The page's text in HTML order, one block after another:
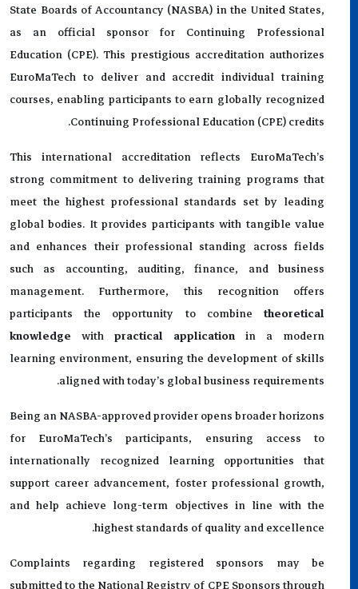
State Boards of Accountancy (NASBA) in the United States,
as an official sponsor for Continuing Professional
Education (CPE). This prestigious accreditation authorizes
EuroMaTech to deliver and accredit individual training
courses, enabling participants to earn globally recognized
Continuing Professional Education (CPE) credits.
This international accreditation reflects EuroMaTech’s
strong commitment to delivering training programs that
meet the highest professional standards set by leading
global bodies. It provides participants with tangible value
and enhances their professional standing across fields
such as accounting, auditing, finance, and business
management. Furthermore, this recognition offers
participants the opportunity to combinetheoretical
knowledge
withpractical application in a modern
learning environment, ensuring the development of skills
aligned with today’s global business requirements.
Being an NASBA-approved provider opens broader horizons
for EuroMaTech’s participants, ensuring access to
internationally recognized learning opportunities that
support career advancement, foster professional growth,
and help achieve long-term objectives in line with the
highest standards of quality and excellence.
Complaints regarding registered sponsors may be